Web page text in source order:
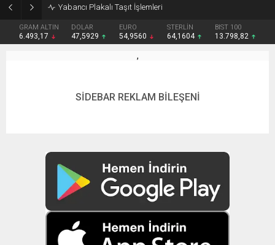
Makedonya-Yunanistan Canlı
GRAM ALTIN
6.493,17
DOLAR
47,5929
EURO
54,9560
STERLİN
64,1604
BIST 100
13.798,82
,
SİDEBAR REKLAM BİLEŞENİ